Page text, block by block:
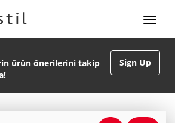
Sign Up
ürün önerilerini takip